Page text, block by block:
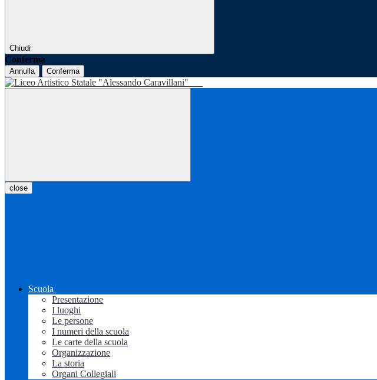
Chiudi
Conferma
Annulla Conferma
close
Scuola
Presentazione
I luoghi
Le persone
I numeri della scuola
Le carte della scuola
Organizzazione
La storia
Organi Collegiali